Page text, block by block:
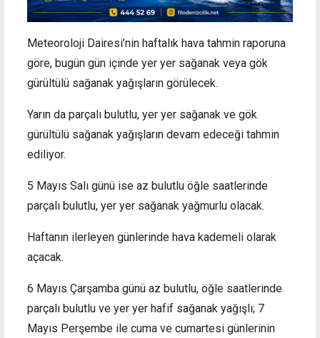
Meteoroloji Dairesi’nin haftalık hava tahmin raporuna
göre, bugün gün içinde yer yer sağanak veya gök
gürültülü sağanak yağışların görülecek.
Yarın da parçalı bulutlu, yer yer sağanak ve gök
gürültülü sağanak yağışların devam edeceği tahmin
ediliyor.
5 Mayıs Salı günü ise az bulutlu öğle saatlerinde
parçalı bulutlu, yer yer sağanak yağmurlu olacak.
Haftanın ilerleyen günlerinde hava kademeli olarak
açacak.
6 Mayıs Çarşamba günü az bulutlu, öğle saatlerinde
parçalı bulutlu ve yer yer hafif sağanak yağışlı; 7
Mayıs Perşembe ile cuma ve cumartesi günlerinin